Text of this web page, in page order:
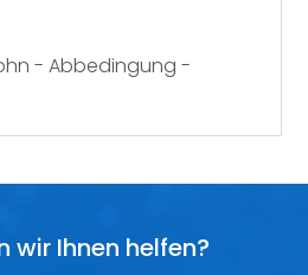
- Abbedingung -
wir Ihnen helfen?